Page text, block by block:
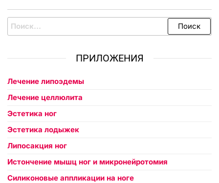
ПРИЛОЖЕНИЯ
Лечение липоэдемы
Лечение целлюлита
Эстетика ног
Эстетика лодыжек
Липосакция ног
Истончение мышц ног и микронейротомия
Силиконовые аппликации на ноге